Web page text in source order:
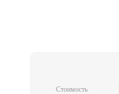
Стоимость